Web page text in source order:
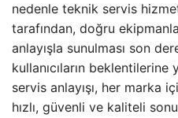
nedenle teknik servis
tarafından, doğru
anlayışla sunulması son
kullanıcıların
servis anlayışı, her marka
hızlı, güvenli ve kaliteli